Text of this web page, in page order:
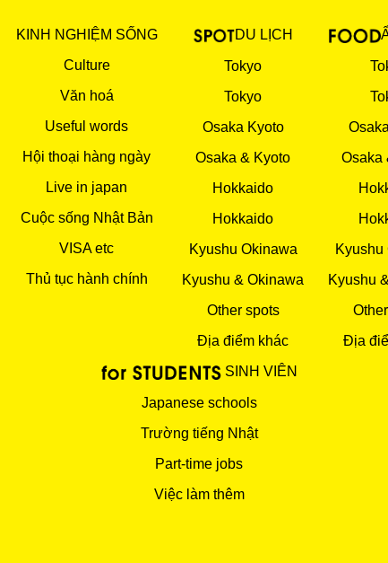
KINH NGHIỆM SỐNG
Culture
Văn hoá
Useful words
Hội thoại hàng ngày
Live in japan
Cuộc sống Nhật Bản
VISA etc
Thủ tục hành chính
DU LỊCH
Tokyo
Tokyo
Osaka Kyoto
Osaka & Kyoto
Hokkaido
Hokkaido
Kyushu Okinawa
Kyushu & Okinawa
Other spots
Địa điểm khác
Osaka
Kyushu
Kyushu
Địa
SINH VIÊN
Japanese schools
Trường tiếng Nhật
Part-time jobs
Việc làm thêm